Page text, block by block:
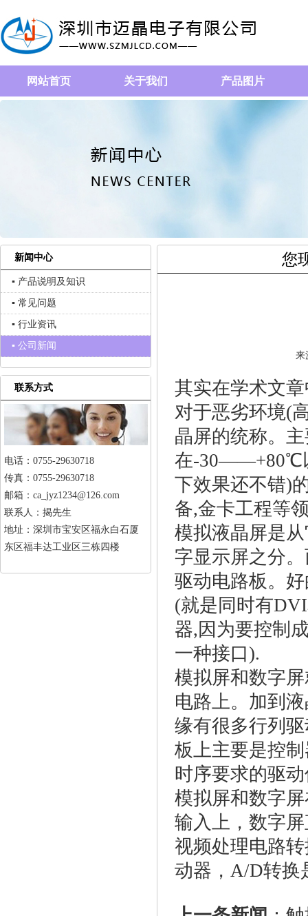
网站首页 关于我们 产品图片
您
来
其实在学术文
对于恶劣环境(
晶屏的统称。
在-30――+80℃
下效果还不错)
备,金卡工程等
模拟液晶屏是
字显示屏之分
驱动电路板。
(就是同时有
器,因为要控制
一种接口).
模拟屏和数字
电路上。加到
缘有很多行列
板上主要是控
时序要求的驱
模拟屏和数字
输入上，数字
视频处理电路
动器，A/D转换
新闻中心
▪ 产品说明及知识
▪ 常见问题
▪ 行业资讯
▪ 公司新闻
联系方式
电话：0755-29630718
传真：0755-29630718
邮箱：ca_jyz1234@126.com
联系人：揭先生
地址：深圳市宝安区福永白石厦
东区福丰达工业区三栋四楼